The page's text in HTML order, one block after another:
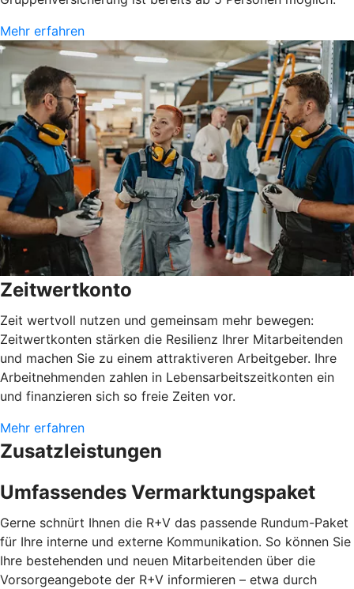
Mehr erfahren
Zeitwertkonto
Zeit wertvoll nutzen und gemeinsam mehr bewegen:
Zeitwertkonten stärken die Resilienz Ihrer Mitarbeitenden
und machen Sie zu einem attraktiveren Arbeitgeber. Ihre
Arbeitnehmenden zahlen in Lebensarbeitszeitkonten ein
und finanzieren sich so freie Zeiten vor.
Mehr erfahren
Zusatzleistungen
Umfassendes Vermarktungspaket
Gerne schnürt Ihnen die R+V das passende Rundum-Paket
für Ihre interne und externe Kommunikation. So können Sie
Ihre bestehenden und neuen Mitarbeitenden über die
Vorsorgeangebote der R+V informieren – etwa durch